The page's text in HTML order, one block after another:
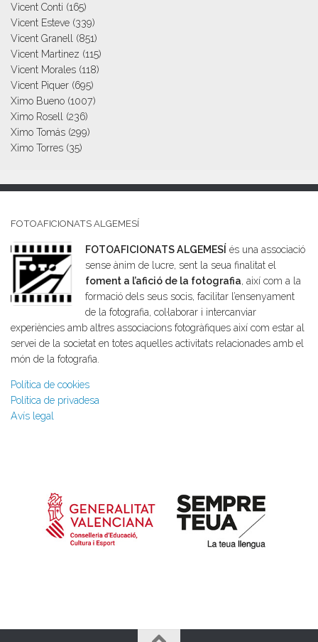
Vicent Conti (165)
Vicent Esteve (339)
Vicent Granell
(851)
Vicent Martinez (115)
Vicent Morales (118)
Vicent Piquer (695)
Ximo Bueno (1007)
Ximo Rosell
(236)
Ximo Tomás (299)
Ximo Torres (35)
FOTOAFICIONATS ALGEMESÍ
FOTOAFICIONATS ALGEMESÍ és una associació
sense ànim de lucre, sent la seua finalitat el
foment a l’afició de la fotografia, així com a la
formació dels seus socis, facilitar l’ensenyament
de la fotografia, col·laborar i intercanviar
experiències amb altres associacions fotogràfiques així com estar al
servei de la societat en totes aquelles activitats relacionades amb el
món de la fotografia.
Política de cookies
Política de privadesa
Avís legal